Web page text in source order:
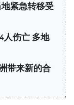
紧急转移受
人伤亡 多地
带来新的合